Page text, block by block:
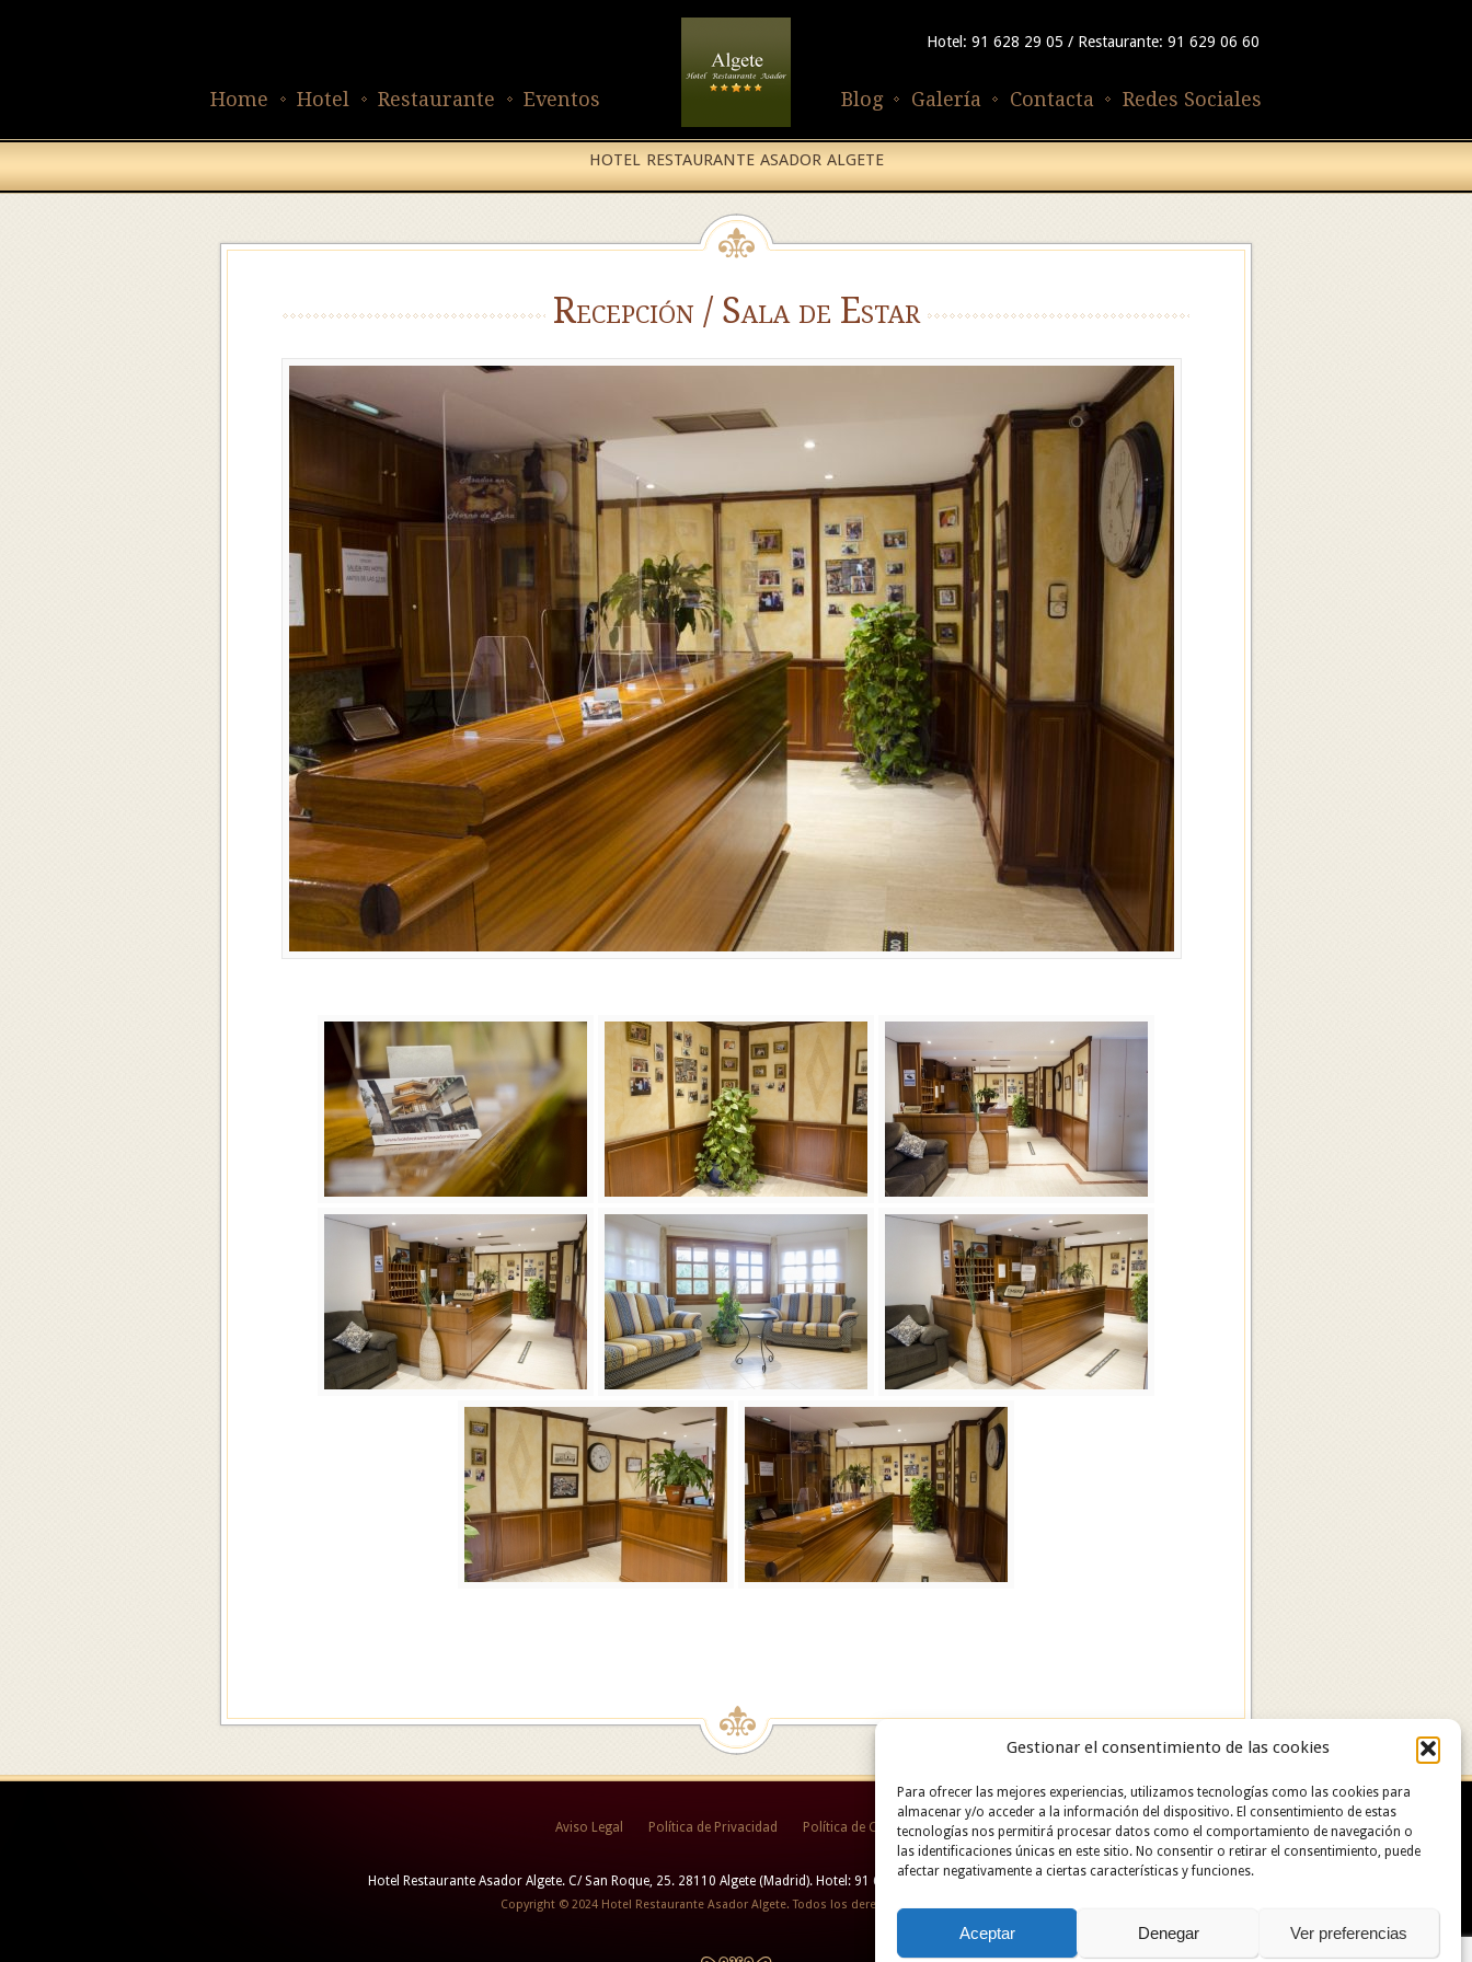
Gestionar el consentimiento de las cookies
Para ofrecer las mejores experiencias, utilizamos tecnologías como las cookies para
almacenar y/o acceder a la información del dispositivo. El consentimiento de estas
tecnologías nos permitirá procesar datos como el comportamiento de navegación o
las identificaciones únicas en este sitio. No consentir o retirar el consentimiento, puede
afectar negativamente a ciertas características y funciones.
Aceptar Denegar Ver preferencias
Hotel: 91 628 29 05 / Restaurante: 91 629 06 60
Home Hotel Restaurante Eventos Redes Sociales
Contacta
Galería
Blog
HOTEL RESTAURANTE ASADOR ALGETE
Recepción / Sala de Estar
Aviso Legal Política de Privacidad Política de Cookies
Hotel Restaurante Asador Algete. C/ San Roque, 25. 28110 Algete (Madrid). Hotel: 91 628 29 05 / Restaurante: 91 629 06 60.
Copyright © 2024 Hotel Restaurante Asador Algete. Todos los derechos reservados.